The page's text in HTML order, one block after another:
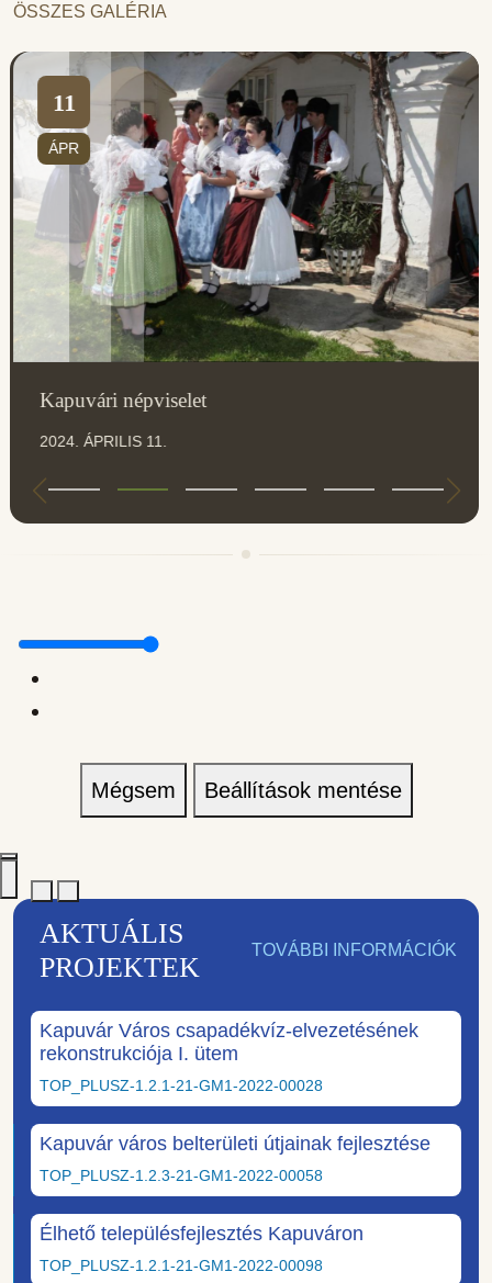
ÖSSZES GALÉRIA
11
ÁPR
Kapuvári népviselet
2024. ÁPRILIS 11.
Mégsem Beállítások mentése
AKTUÁLIS
PROJEKTEK
TOVÁBBI INFORMÁCIÓK
Kapuvár Város csapadékvíz-elvezetésének
rekonstrukciója I. ütem
TOP_PLUSZ-1.2.1-21-GM1-2022-00028
Kapuvár város belterületi útjainak fejlesztése
TOP_PLUSZ-1.2.3-21-GM1-2022-00058
Élhető településfejlesztés Kapuváron
TOP_PLUSZ-1.2.1-21-GM1-2022-00098